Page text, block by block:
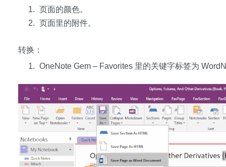
页面的颜色。
页面里的附件。
转换：
OneNote Gem – Favorites 里的关键字标签为